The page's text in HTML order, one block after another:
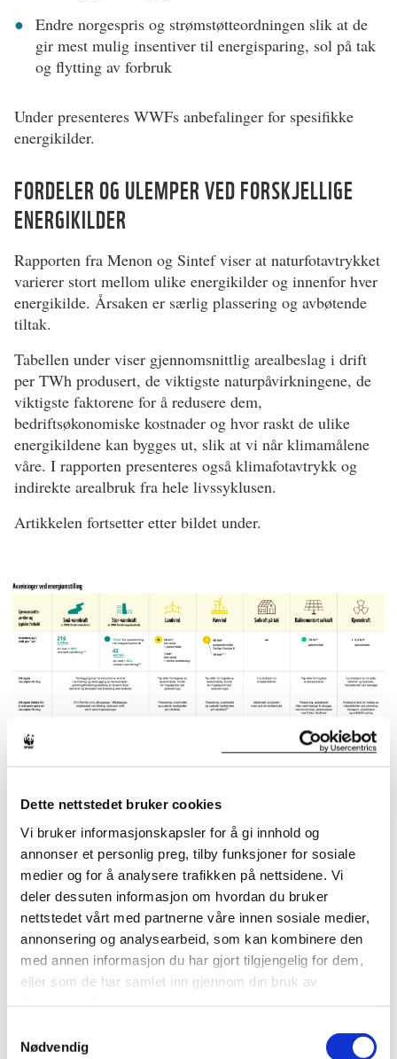
Dette nettstedet bruker cookies
Vi bruker informasjonskapsler for å gi innhold og
annonser et personlig preg, tilby funksjoner for sosiale
medier og for å analysere trafikken på nettsidene. Vi
deler dessuten informasjon om hvordan du bruker
nettstedet vårt med partnerne våre innen sosiale medier,
annonsering og analysearbeid, som kan kombinere den
med annen informasjon du har gjort tilgjengelig for dem,
eller som de har samlet inn gjennom din bruk av
Nødvendig
Endre norgespris og strømstøtteordningen slik at de
gir mest mulig insentiver til energisparing, sol på tak
og flytting av forbruk
Under presenteres WWFs anbefalinger for spesifikke
energikilder.
FORDELER OG ULEMPER VED FORSKJELLIGE
ENERGIKILDER
Rapporten fra Menon og Sintef viser at naturfotavtrykket
varierer stort mellom ulike energikilder og innenfor hver
energikilde. Årsaken er særlig plassering og avbøtende
tiltak.
Tabellen under viser gjennomsnittlig arealbeslag i drift
per TWh produsert, de viktigste naturpåvirkningene, de
viktigste faktorene for å redusere dem,
bedriftsøkonomiske kostnader og hvor raskt de ulike
energikildene kan bygges ut, slik at vi når klimamålene
våre. I rapporten presenteres også klimafotavtrykk og
indirekte arealbruk fra hele livssyklusen.
Artikkelen fortsetter etter bildet under.
ANBEFALTE ENERGIKILDER FOR ET GRØNT
KRAFTLØFT
Beredskapsnotat:
BEDRE FØRE VAR